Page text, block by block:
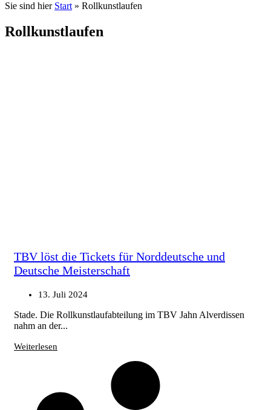
Sie sind hier Start » Rollkunstlaufen
Rollkunstlaufen
TBV löst die Tickets für Norddeutsche und
Deutsche Meisterschaft
13. Juli 2024
Stade. Die Rollkunstlaufabteilung im TBV Jahn Alverdissen
nahm an der...
Weiterlesen